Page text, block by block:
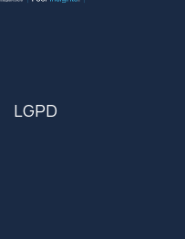
LGPD